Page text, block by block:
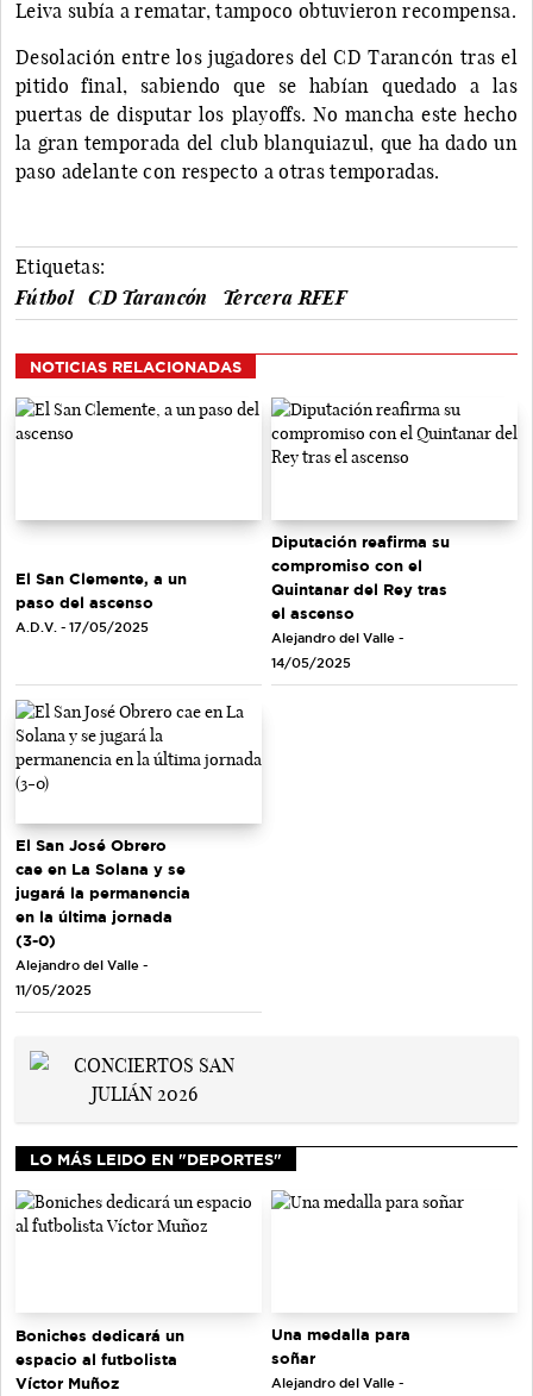
Leiva subía a rematar, tampoco obtuvieron recompensa.
Desolación entre los jugadores del CD Tarancón tras el
pitido final, sabiendo que se habían quedado a las
puertas de disputar los playoffs. No mancha este hecho
la gran temporada del club blanquiazul, que ha dado un
paso adelante con respecto a otras temporadas.
Etiquetas:
Fútbol
CD Tarancón Tercera RFEF
NOTICIAS RELACIONADAS
El San Clemente, a un
paso del ascenso
A.D.V. - 17/05/2025
Diputación reafirma su
compromiso con el
Quintanar del Rey tras
el ascenso
Alejandro del Valle -
14/05/2025
El San José Obrero
cae en La Solana y se
jugará la permanencia
en la última jornada
(3-0)
Alejandro del Valle -
11/05/2025
LO MÁS LEIDO EN "DEPORTES"
Boniches dedicará un
espacio al futbolista
Víctor Muñoz
Una medalla para
soñar
Alejandro del Valle -